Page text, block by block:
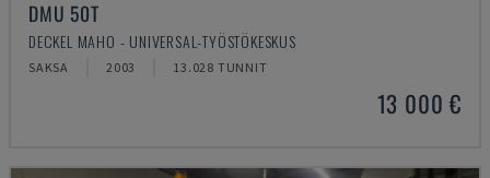
DMU 50T
DECKEL MAHO - UNIVERSAL-TYÖSTÖKESKUS
SAKSA 2003 13.028 TUNNIT
13 000 €